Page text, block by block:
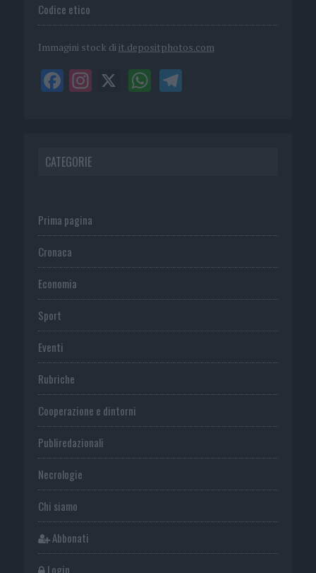
Codice etico
Immagini stock di it.depositphotos.com
CATEGORIE
Prima pagina
Cronaca
Economia
Sport
Eventi
Rubriche
Cooperazione e dintorni
Publiredazionali
Necrologie
Chi siamo
Abbonati
Login